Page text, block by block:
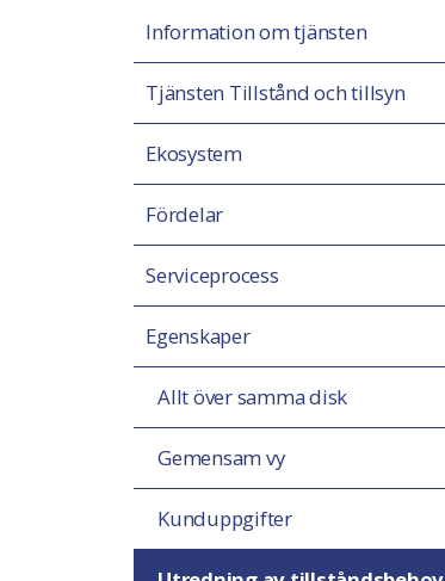
Information om tjänsten
Tjänsten Tillstånd och tillsyn
Ekosystem
Fördelar
Serviceprocess
Egenskaper
Allt över samma disk
Gemensam vy
Kunduppgifter